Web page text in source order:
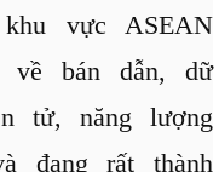
vực ASEAN
về bán dẫn, dữ
tử, năng lượng
đang rất thành